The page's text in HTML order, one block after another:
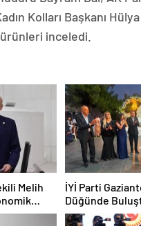
Kolları Başkanı Hülya
inceledi.
Melih
İYİ Parti
Düğünde